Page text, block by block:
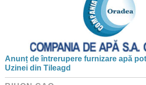
Anunț de întrerupere furnizare apă
Uzinei din Tileagd